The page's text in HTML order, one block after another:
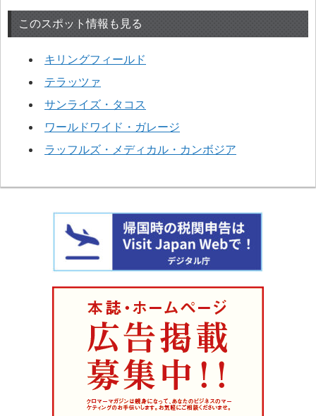
このスポット情報も見る
キリングフィールド
テラッツァ
サンライズ・タコス
ワールドワイド・ガレージ
ラッフルズ・メディカル・カンボジア